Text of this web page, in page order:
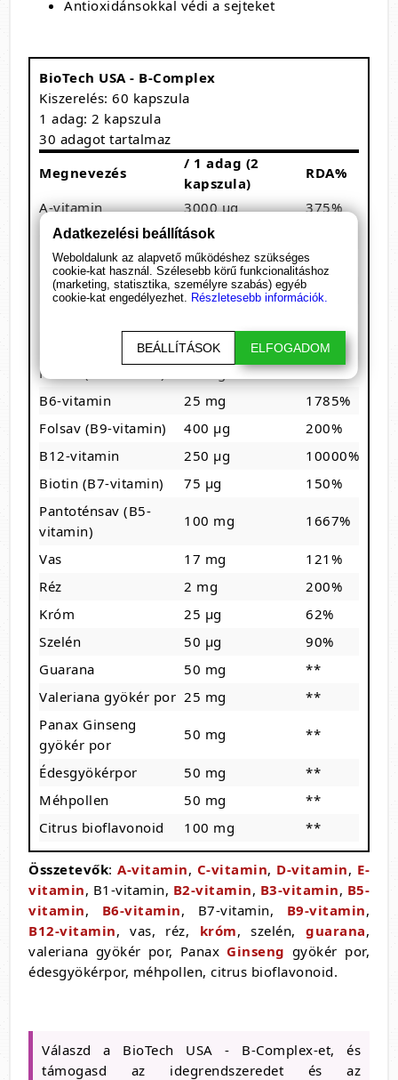
Antioxidánsokkal védi a sejteket
BioTech USA - B-Complex
Kiszerelés: 60 kapszula
1 adag: 2 kapszula
30 adagot tartalmaz
Megnevezés
/ 1 adag (2
kapszula)
RDA%
A-vitamin
3000 µg
375%
C-vitamin
500 mg
D-vitamin
10 µg
200%
E-vitamin
67 µg
558%
40 mg
2858%
Niacin (B3-vitamin)
469%
B6-vitamin
25 mg
1785%
Folsav (B9-vitamin)
400 µg
200%
B12-vitamin
250 µg
10000%
Biotin (B7-vitamin)
75 µg
150%
Pantoténsav (B5-
vitamin)
100 mg 1667%
Vas 17 mg
121%
Réz
2 mg
200%
Króm
25 µg
62%
Szelén
50 µg
90%
Guarana
50 mg
**
Valeriana gyökér por 25 mg
**
Panax Ginseng
gyökér por
50 mg **
Édesgyökérpor 50 mg
**
Méhpollen
50 mg
**
Citrus bioflavonoid
100 mg **
Összetevők:A-vitamin, C-vitamin, D-vitamin, E-
vitamin, B1-vitamin, B2-vitamin, B3-vitamin, B5-
vitamin, B6-vitamin, B7-vitamin, B9-vitamin,
B12-vitamin, vas, réz, króm, szelén,guarana,
valeriana gyökér por, Panax Ginseng gyökér por,
édesgyökérpor, méhpollen, citrus bioflavonoid.
Válaszd a BioTech USA - B-Complex-et, és
támogasd az idegrendszeredet és az
Adatkezelési beállítások
Weboldalunk az alapvető működéshez szükséges
cookie-kat használ. Szélesebb körű funkcionalitáshoz
(marketing, statisztika, személyre szabás) egyéb
cookie-kat engedélyezhet. Részletesebb információk.
BEÁLLÍTÁSOK ELFOGADOM